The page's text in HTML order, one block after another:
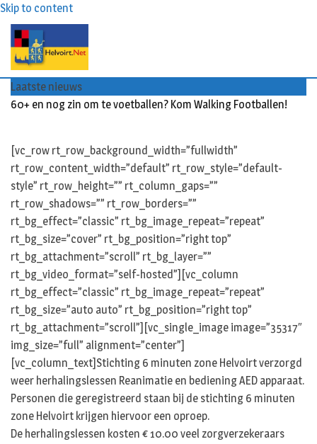
Skip to content
Laatste nieuws
60+ en nog zin om te voetballen? Kom Walking Footballen!
[vc_row rt_row_background_width=”fullwidth”
rt_row_content_width=”default” rt_row_style=”default-
style” rt_row_height=”” rt_column_gaps=””
rt_row_shadows=”” rt_row_borders=””
rt_bg_effect=”classic” rt_bg_image_repeat=”repeat”
rt_bg_size=”cover” rt_bg_position=”right top”
rt_bg_attachment=”scroll” rt_bg_layer=””
rt_bg_video_format=”self-hosted”][vc_column
rt_bg_effect=”classic” rt_bg_image_repeat=”repeat”
rt_bg_size=”auto auto” rt_bg_position=”right top”
rt_bg_attachment=”scroll”][vc_single_image image=”35317″
img_size=”full” alignment=”center”]
[vc_column_text]Stichting 6 minuten zone Helvoirt verzorgd
weer herhalingslessen Reanimatie en bediening AED apparaat.
Personen die geregistreerd staan bij de stichting 6 minuten
zone Helvoirt krijgen hiervoor een oproep.
De herhalingslessen kosten € 10.00 veel zorgverzekeraars